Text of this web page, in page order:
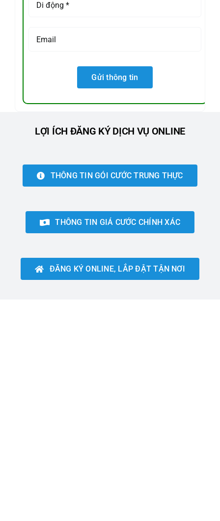
LỢI ÍCH ĐĂNG KÝ DỊCH VỤ ONLINE
THÔNG TIN GÓI CƯỚC TRUNG THỰC
THÔNG TIN GIÁ CƯỚC CHÍNH XÁC
ĐĂNG KÝ ONLINE, LẮP ĐẬT TẬN NƠI